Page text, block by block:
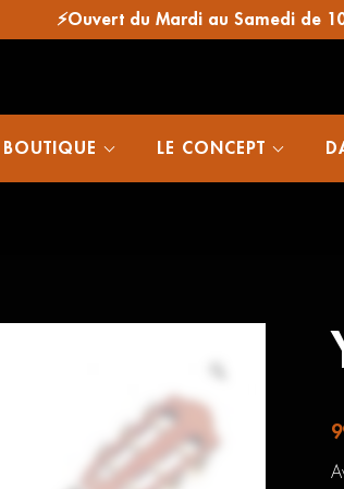
⚡Ouvert du Mardi au Samedi de
LE CONCEPT